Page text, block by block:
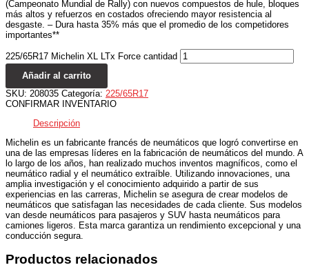
(Campeonato Mundial de Rally) con nuevos compuestos de hule, bloques
más altos y refuerzos en costados ofreciendo mayor resistencia al
desgaste. – Dura hasta 35% más que el promedio de los competidores
importantes**
225/65R17 Michelin XL LTx Force cantidad
Añadir al carrito
SKU: 208035 Categoría: 225/65R17
CONFIRMAR INVENTARIO
Descripción
Michelin es un fabricante francés de neumáticos que logró convertirse en
una de las empresas líderes en la fabricación de neumáticos del mundo. A
lo largo de los años, han realizado muchos inventos magníficos, como el
neumático radial y el neumático extraíble. Utilizando innovaciones, una
amplia investigación y el conocimiento adquirido a partir de sus
experiencias en las carreras, Michelin se asegura de crear modelos de
neumáticos que satisfagan las necesidades de cada cliente. Sus modelos
van desde neumáticos para pasajeros y SUV hasta neumáticos para
camiones ligeros. Esta marca garantiza un rendimiento excepcional y una
conducción segura.
Productos relacionados